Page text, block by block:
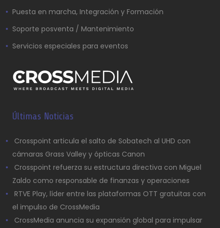
Puesta en marcha, Integración y Formación
Soporte posventa / Mantenimiento
Servicios especiales para eventos
Últimas Noticias
Crosspoint articula el salto de Sobatech al UHD con
cámaras Grass Valley y ópticas Canon
Crosspoint refuerza su estructura directiva con Miguel
Zaldo como responsable de finanzas y operaciones
RTVE Play, líder entre las plataformas OTT gratuitas con
el impulso de CrossMedia
CrossMedia anuncia su expansión global para impulsar